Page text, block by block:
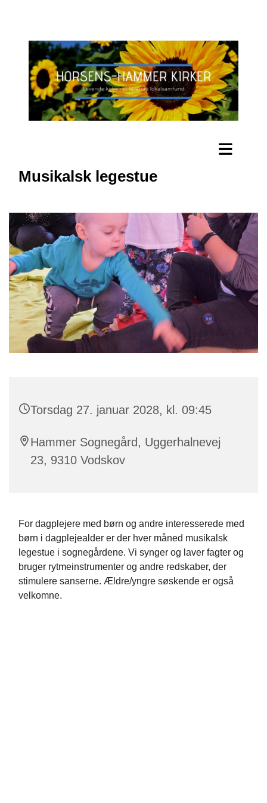
Musikalsk legestue
Torsdag 27. januar 2028, kl. 09:45
Hammer Sognegård, Uggerhalnevej
23, 9310 Vodskov
For dagplejere med børn og andre interesserede med
børn i dagplejealder er der hver måned musikalsk
legestue i sognegårdene. Vi synger og laver fagter og
bruger rytmeinstrumenter og andre redskaber, der
stimulere sanserne. Ældre/yngre søskende er også
velkomne.